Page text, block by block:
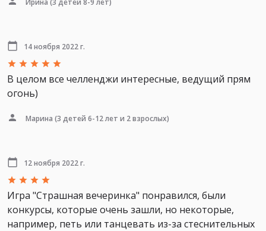
14 ноября 2022 г.
В целом все челленджи интересные, ведущий прям
огонь)
Марина (3 детей 6-12 лет и 2 взрослых)
12 ноября 2022 г.
Игра "Страшная вечеринка" понравился, были
конкурсы, которые очень зашли, но некоторые,
например, петь или танцевать из-за стеснительных